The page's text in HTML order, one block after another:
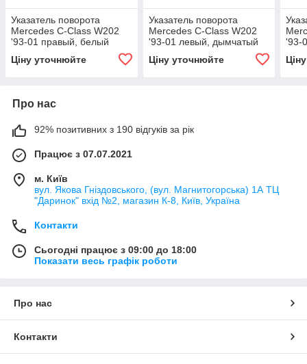
Указатель поворота
Mercedes C-Class W202
'93-01 правый, белый
Ціну уточнюйте
Указатель поворота
Mercedes C-Class W202
'93-01 левый, дымчатый
Ціну уточнюйте
'93-
Про нас
92% позитивних з 190 відгуків за рік
Працює з 07.07.2021
м. Київ
вул. Якова Гніздовського, (вул. Магнитогорська) 1А ТЦ
"Даринок" вхід №2, магазин К-8, Київ, Україна
Контакти
Сьогодні працює з 09:00 до 18:00
Показати весь графік роботи
Про нас
Контакти